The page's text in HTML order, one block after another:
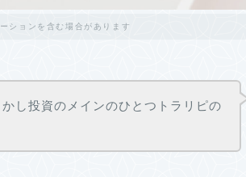
ションを含む場合があります
し投資のメインのひとつトラリピの